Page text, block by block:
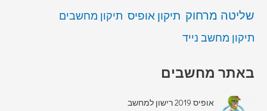
שליטה מרחוק תיקון אופיס תיקון מחשבים
תיקון מחשב נייד
באתר מחשבים
אופיס 2019 רישון למחשב